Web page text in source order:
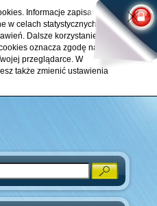
Informacje zapisane w
w celach statystycznych,
Dalsze korzystanie z
oznacza zgodę na ich
przeglądarce. W
także zmienić ustawienia